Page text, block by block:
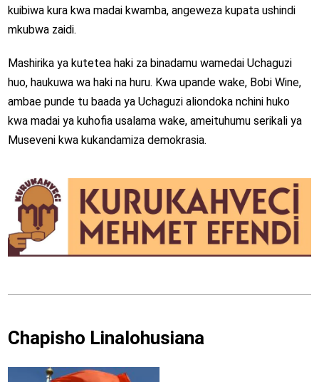
kuibiwa kura kwa madai kwamba, angeweza kupata ushindi
mkubwa zaidi.
Mashirika ya kutetea haki za binadamu wamedai Uchaguzi
huo, haukuwa wa haki na huru. Kwa upande wake, Bobi Wine,
ambae punde tu baada ya Uchaguzi aliondoka nchini huko
kwa madai ya kuhofia usalama wake, ameituhumu serikali ya
Museveni kwa kukandamiza demokrasia.
Chapisho Linalohusiana